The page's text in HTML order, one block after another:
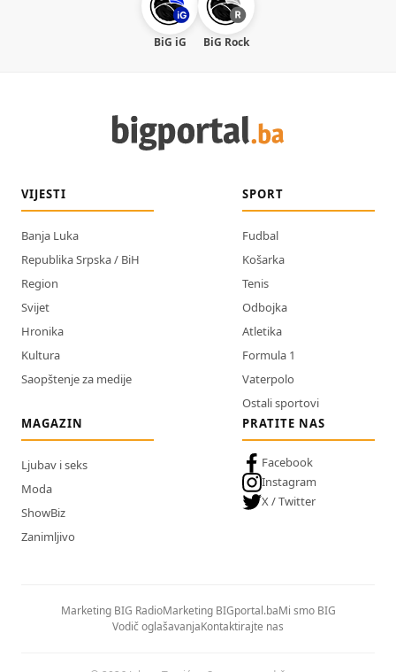
BiG iG BiG Rock
VIJESTI
Banja Luka
Republika Srpska / BiH
Region
Svijet
Hronika
Kultura
Saopštenje za medije
SPORT
Fudbal
Košarka
Tenis
Odbojka
Atletika
Formula 1
Vaterpolo
Ostali sportovi
MAGAZIN
Ljubav i seks
Moda
ShowBiz
Zanimljivo
PRATITE NAS
Facebook
Instagram
X / Twitter
Marketing BIG RadioMarketing BIGportal.baMi smo BIG
Vodič oglašavanjaKontaktirajte nas